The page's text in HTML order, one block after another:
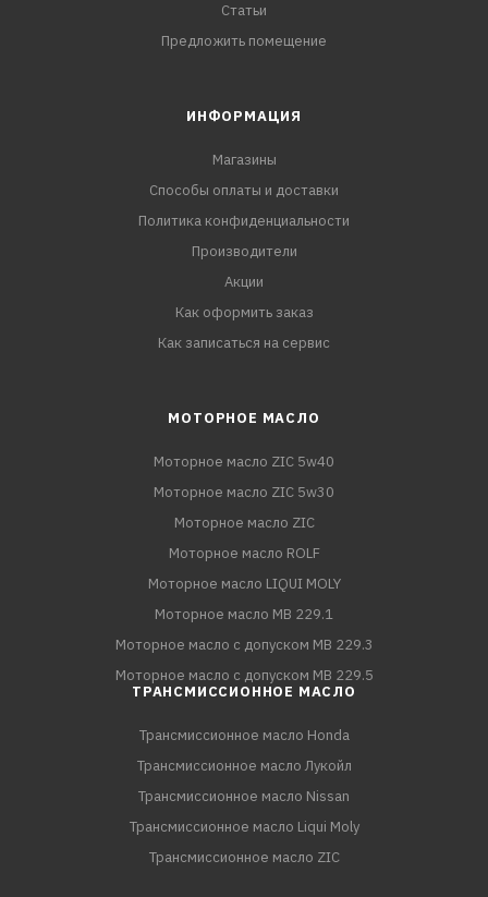
Статьи
Предложить помещение
ИНФОРМАЦИЯ
Магазины
Способы оплаты и доставки
Политика конфиденциальности
Производители
Акции
Как оформить заказ
Как записаться на сервис
МОТОРНОЕ МАСЛО
Моторное масло ZIC 5w40
Моторное масло ZIC 5w30
Моторное масло ZIC
Моторное масло ROLF
Моторное масло LIQUI MOLY
Моторное масло MB 229.1
Моторное масло с допуском MB 229.3
Моторное масло с допуском MB 229.5
ТРАНСМИССИОННОЕ МАСЛО
Трансмиссионное масло Honda
Трансмиссионное масло Лукойл
Трансмиссионное масло Nissan
Трансмиссионное масло Liqui Moly
Трансмиссионное масло ZIC